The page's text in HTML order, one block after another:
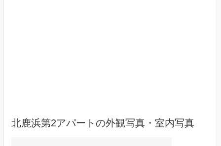
北鹿浜第2アパートの外観写真・室内写真